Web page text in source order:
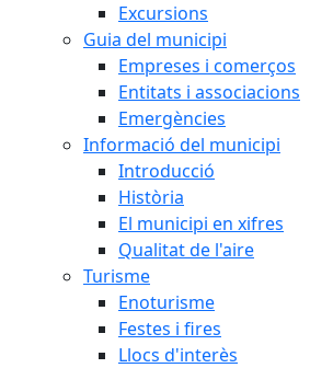
Excursions
Guia del municipi
Empreses i comerços
Entitats i associacions
Emergències
Informació del municipi
Introducció
Història
El municipi en xifres
Qualitat de l'aire
Turisme
Enoturisme
Festes i fires
Llocs d'interès